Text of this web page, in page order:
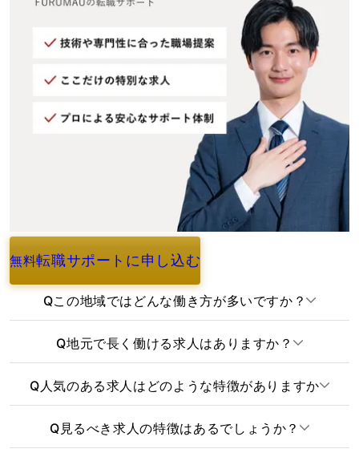
無料転職サポートに申し込む
よくあるご質問
Qこの地域ではどんな働き方が多いですか？
Q地元で長く働ける求人はありますか？
Q 人気のある求人はどのような特徴がありますか
Q 見るべき求人の特徴はあるでしょうか？